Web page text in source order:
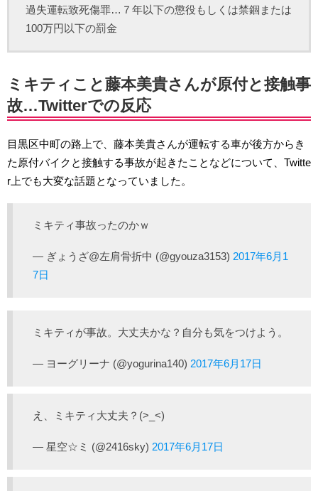
過失運転致死傷罪…７年以下の懲役もしくは禁錮または
100万円以下の罰金
ミキティこと藤本美貴さんが原付と接触事
故…Twitterでの反応
目黒区中町の路上で、藤本美貴さんが運転する車が後方からき
た原付バイクと接触する事故が起きたことなどについて、Twitte
r上でも大変な話題となっていました。
ミキティ事故ったのかｗ
— ぎょうざ@左肩骨折中 (@gyouza3153) 2017年6月1
7日
ミキティが事故。大丈夫かな？自分も気をつけよう。
— ヨーグリーナ (@yogurina140) 2017年6月17日
え、ミキティ大丈夫？(>_<)
— 星空☆ミ (@2416sky) 2017年6月17日